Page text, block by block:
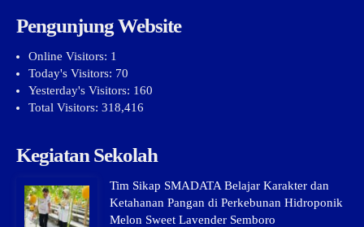
Pengunjung Website
Online Visitors: 1
Today's Visitors: 70
Yesterday's Visitors: 160
Total Visitors: 318,416
Kegiatan Sekolah
Tim Sikap SMADATA Belajar Karakter dan
Ketahanan Pangan di Perkebunan Hidroponik
Melon Sweet Lavender Semboro